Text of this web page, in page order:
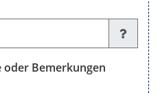
oder Bemerkungen